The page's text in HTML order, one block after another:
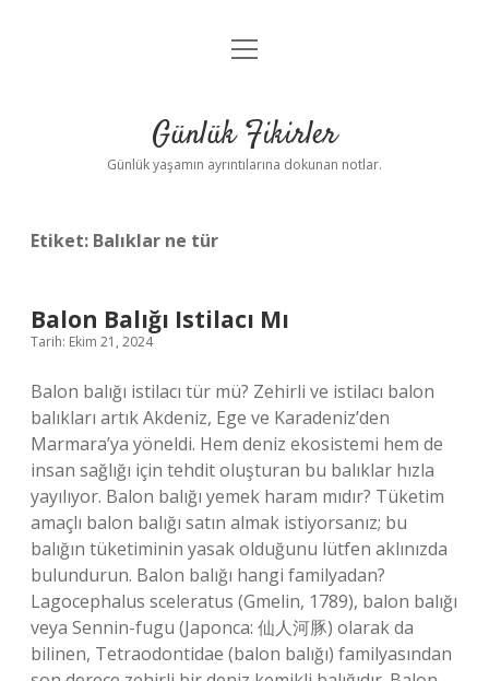
Anasayfa
Yasal Uyarı
menüyü
Günlük Fikirler
Günlük yaşamın ayrıntılarına dokunan notlar.
Etiket: Balıklar ne tür
Balon Balığı Istilacı Mı
Tarih: Ekim 21, 2024
Balon balığı istilacı tür mü? Zehirli ve istilacı balon
balıkları artık Akdeniz, Ege ve Karadeniz’den
Marmara’ya yöneldi. Hem deniz ekosistemi hem de
insan sağlığı için tehdit oluşturan bu balıklar hızla
yayılıyor. Balon balığı yemek haram mıdır? Tüketim
amaçlı balon balığı satın almak istiyorsanız; bu
balığın tüketiminin yasak olduğunu lütfen aklınızda
bulundurun. Balon balığı hangi familyadan?
Lagocephalus sceleratus (Gmelin, 1789), balon balığı
veya Sennin-fugu (Japonca: 仙人河豚) olarak da
bilinen, Tetraodontidae (balon balığı) familyasından